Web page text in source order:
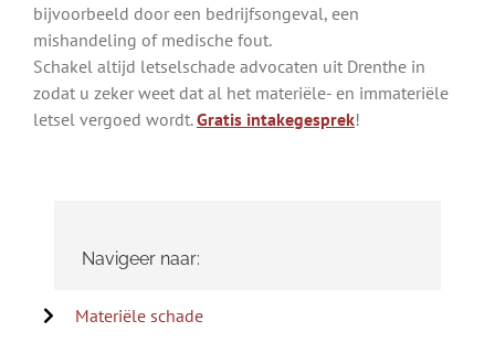
bijvoorbeeld door een bedrijfsongeval, een
mishandeling of medische fout.
Schakel altijd letselschade advocaten uit Drenthe in
zodat u zeker weet dat al het materiële- en immateriële
letsel vergoed wordt.Gratis intakegesprek!
Navigeer naar:
Materiële schade